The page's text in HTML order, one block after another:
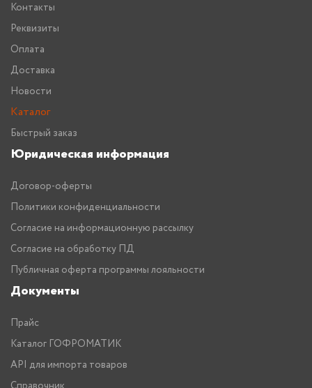
Контакты
Реквизиты
Оплата
Доставка
Новости
Каталог
Быстрый заказ
Юридическая информация
Договор-оферты
Политики конфиденциальности
Согласие на информационную рассылку
Согласие на обработку ПД
Публичная оферта программы лояльности
Документы
Прайс
Каталог ГОФРОМАТИК
API для импорта товаров